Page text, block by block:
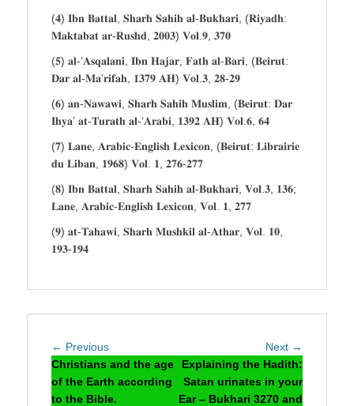
(𝟒) 𝐈𝐛𝐧 𝐁𝐚𝐭𝐭𝐚𝐥, 𝐒𝐡𝐚𝐫𝐡 𝐒𝐚𝐡𝐢𝐡 𝐚𝐥-𝐁𝐮𝐤𝐡𝐚𝐫𝐢, (𝐑𝐢𝐲𝐚𝐝𝐡:
𝐌𝐚𝐤𝐭𝐚𝐛𝐚𝐭 𝐚𝐫-𝐑𝐮𝐬𝐡𝐝, 𝟐𝟎𝟎𝟑) 𝐕𝐨𝐥.𝟗, 𝟑𝟕𝟎
(𝟓) 𝐚𝐥-‘𝐀𝐬𝐪𝐚𝐥𝐚𝐧𝐢, 𝐈𝐛𝐧 𝐇𝐚𝐣𝐚𝐫, 𝐅𝐚𝐭𝐡 𝐚𝐥-𝐁𝐚𝐫𝐢, (𝐁𝐞𝐢𝐫𝐮𝐭:
𝐃𝐚𝐫 𝐚𝐥-𝐌𝐚’𝐫𝐢𝐟𝐚𝐡, 𝟏𝟑𝟕𝟗 𝐀𝐇) 𝐕𝐨𝐥.𝟑, 𝟐𝟖-𝟐𝟗
(𝟔) 𝐚𝐧-𝐍𝐚𝐰𝐚𝐰𝐢, 𝐒𝐡𝐚𝐫𝐡 𝐒𝐚𝐡𝐢𝐡 𝐌𝐮𝐬𝐥𝐢𝐦, (𝐁𝐞𝐢𝐫𝐮𝐭: 𝐃𝐚𝐫
𝐈𝐡𝐲𝐚’ 𝐚𝐭-𝐓𝐮𝐫𝐚𝐭𝐡 𝐚𝐥-‘𝐀𝐫𝐚𝐛𝐢, 𝟏𝟑𝟗𝟐 𝐀𝐇) 𝐕𝐨𝐥.𝟔, 𝟔𝟒
(𝟕) 𝐋𝐚𝐧𝐞, 𝐀𝐫𝐚𝐛𝐢𝐜-𝐄𝐧𝐠𝐥𝐢𝐬𝐡 𝐋𝐞𝐱𝐢𝐜𝐨𝐧, (𝐁𝐞𝐢𝐫𝐮𝐭: 𝐋𝐢𝐛𝐫𝐚𝐢𝐫𝐢𝐞
𝐝𝐮 𝐋𝐢𝐛𝐚𝐧, 𝟏𝟗𝟔𝟖) 𝐕𝐨𝐥. 𝟏, 𝟐𝟕𝟔-𝟐𝟕𝟕
(𝟖) 𝐈𝐛𝐧 𝐁𝐚𝐭𝐭𝐚𝐥, 𝐒𝐡𝐚𝐫𝐡 𝐒𝐚𝐡𝐢𝐡 𝐚𝐥-𝐁𝐮𝐤𝐡𝐚𝐫𝐢, 𝐕𝐨𝐥.𝟑, 𝟏𝟑𝟔;
𝐋𝐚𝐧𝐞, 𝐀𝐫𝐚𝐛𝐢𝐜-𝐄𝐧𝐠𝐥𝐢𝐬𝐡 𝐋𝐞𝐱𝐢𝐜𝐨𝐧, 𝐕𝐨𝐥. 𝟏, 𝟐𝟕𝟕
(𝟗) 𝐚𝐭-𝐓𝐚𝐡𝐚𝐰𝐢, 𝐒𝐡𝐚𝐫𝐡 𝐌𝐮𝐬𝐡𝐤𝐢𝐥 𝐚𝐥-𝐀𝐭𝐡𝐚𝐫, 𝐕𝐨𝐥. 𝟏𝟎,
𝟏𝟗𝟑-𝟏𝟗𝟒
Post
navigation
← PreviousPrevious
post:
Christians and the age
of the Earth according
to the Bible.
Next →
Explaining the Hadith:
Satan urinates in your
Ear – Bukhari 3270 and